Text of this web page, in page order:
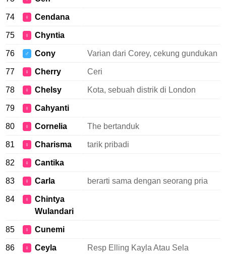
74 ♀ Cendana
75 ♀ Chyntia
76 ♂ Cony Varian dari Corey, cekung gundukan
77 ♀ Cherry Ceri
78 ♀ Chelsy Kota, sebuah distrik di London
79 ♀ Cahyanti
80 ♀ Cornelia The bertanduk
81 ♀ Charisma tarik pribadi
82 ♀ Cantika
83 ♀ Carla berarti sama dengan seorang pria
84 ♀
Chintya
Wulandari
85 ♀ Cunemi
86 ♀ Ceyla Resp Elling Kayla Atau Sela